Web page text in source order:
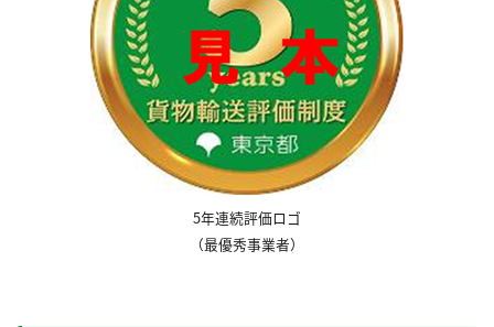
5年連続評価ロゴ
（最優秀事業者）